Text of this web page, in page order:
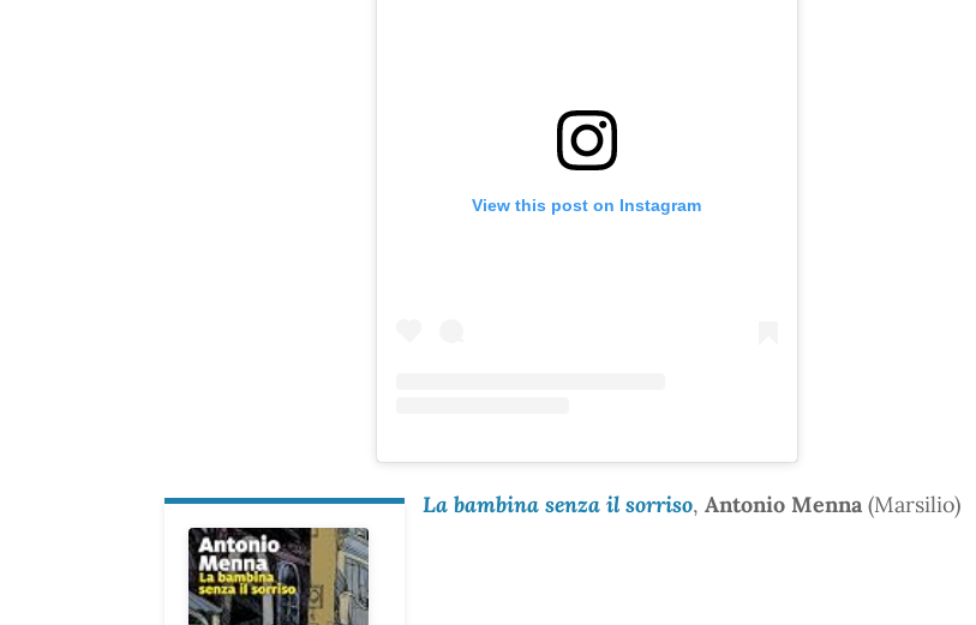
View this post on Instagram
La bambina senza il sorriso, Antonio Menna (Marsilio)